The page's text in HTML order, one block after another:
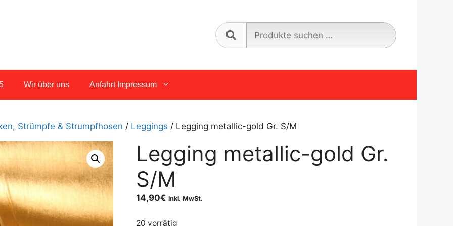
nach:
Wir über uns Anfahrt Impressum
Strümpfe & Strumpfhosen / Leggings / Legging metallic-gold Gr. S/M
Legging metallic-gold Gr.
S/M
14,90€ inkl. MwSt.
20 vorrätig